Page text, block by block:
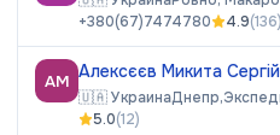
+380(67)7474780
4.9(136)
АМ Алексєєв Микита
🇺🇦УкраинаДнепр,
5.0(12)